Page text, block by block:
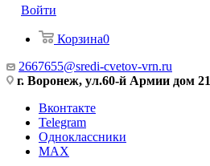
Войти
Корзина0
2667655@sredi-cvetov-vrn.ru
г. Воронеж, ул.60-й Армии дом 21
Вконтакте
Telegram
Одноклассники
MAX